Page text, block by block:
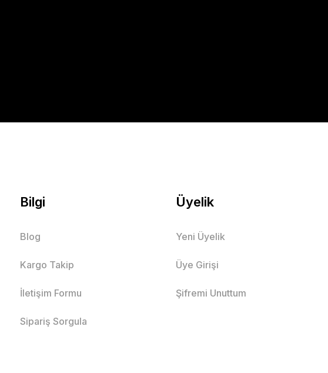
Bilgi
Blog
Kargo Takip
İletişim Formu
Sipariş Sorgula
Üyelik
Yeni Üyelik
Üye Girişi
Şifremi Unuttum